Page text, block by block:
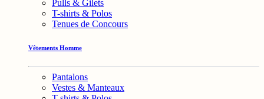
Pulls & Gilets
T-shirts & Polos
Tenues de Concours
Vêtements Homme
Pantalons
Vestes & Manteaux